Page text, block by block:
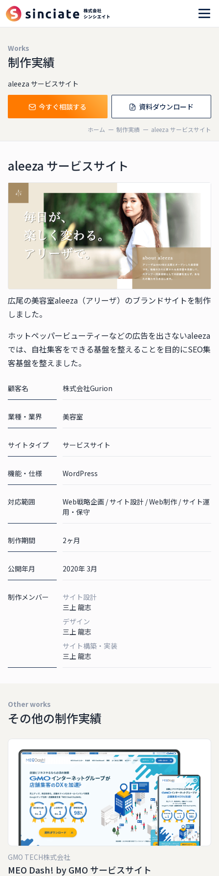
Works
制作実績
aleeza サービスサイト
今すぐ相談する 資料ダウンロード
ホーム 制作実績 aleeza サービスサイト
aleeza サービスサイト
広尾の美容室aleeza（アリーザ）のブランドサイトを制作
しました。
ホットペッパービューティーなどの広告を出さないaleeza
では、自社集客をできる基盤を整えることを目的にSEO集
客基盤を整えました。
顧客名 株式会社Gurion
業種・業界 美容室
サイトタイプ サービスサイト
機能・仕様 WordPress
対応範囲
Web戦略企画 / サイト設計 / Web制作 / サイト運
用・保守
制作期間 2ヶ月
公開年月 2020年 3月
制作メンバー
サイト設計
三上 龍志
デザイン
三上 龍志
サイト構築・実装
三上 龍志
Other works
その他の制作実績
MEO Dash! by GMO サービスサイト
GMO TECH株式会社